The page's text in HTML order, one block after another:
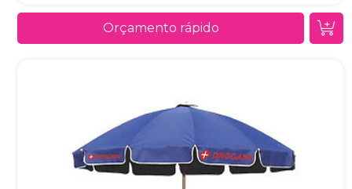
Orçamento rápido